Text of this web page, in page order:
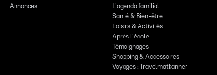
Annonces
L'agenda familial
Santé & Bien-être
Loisirs & Activités
Après l'école
Témoignages
Shopping & Accessoires
Voyages : Travelmatkanner